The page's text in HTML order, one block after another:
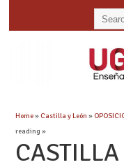
Home» Castilla y León »
reading »